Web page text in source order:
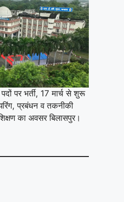
पर भर्ती, 17 मार्च से शुरू
प्रबंधन व तकनीकी
का अवसर बिलासपुर।